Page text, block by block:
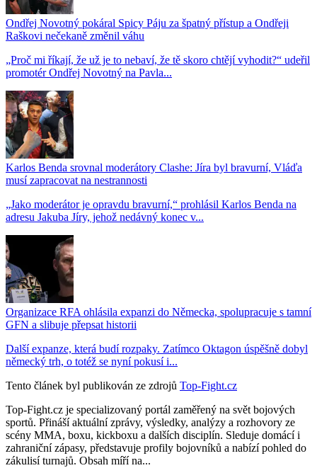
Ondřej Novotný pokáral Spicy Páju za špatný přístup a Ondřeji
Raškovi nečekaně změnil váhu
„Proč mi říkají, že už je to nebaví, že tě skoro chtějí vyhodit?“ udeřil
promotér Ondřej Novotný na Pavla...
Karlos Benda srovnal moderátory Clashe: Jíra byl bravurní, Vláďa
musí zapracovat na nestrannosti
„Jako moderátor je opravdu bravurní,“ prohlásil Karlos Benda na
adresu Jakuba Jíry, jehož nedávný konec v...
Organizace RFA ohlásila expanzi do Německa, spolupracuje s tamní
GFN a slibuje přepsat historii
Další expanze, která budí rozpaky. Zatímco Oktagon úspěšně dobyl
německý trh, o totéž se nyní pokusí i...
Tento článek byl publikován ze zdrojů Top-Fight.cz
Top-Fight.cz je specializovaný portál zaměřený na svět bojových
sportů. Přináší aktuální zprávy, výsledky, analýzy a rozhovory ze
scény MMA, boxu, kickboxu a dalších disciplín. Sleduje domácí i
zahraniční zápasy, představuje profily bojovníků a nabízí pohled do
zákulisí turnajů. Obsah míří na...